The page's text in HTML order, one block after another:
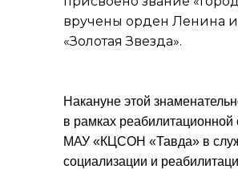
вручены орден Ленина
«Золотая Звезда».
Накануне этой
в рамках
МАУ «КЦСОН «Тавда» в
социализации и